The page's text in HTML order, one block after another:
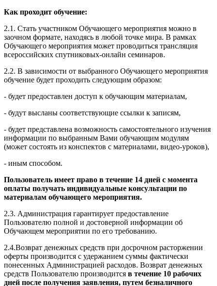
Как проходит обучение:
2.1. Стать участником Обучающего мероприятия можно в
заочном формате, находясь в любой точке мира. В рамках
Обучающего мероприятия может проводиться трансляция
всероссийских спутниковых-онлайн семинаров.
2.2. В зависимости от выбранного Обучающего мероприятия
обучение будет проходить следующим образом:
- будет предоставлен доступ к обучающим материалам,
- будут высланы соответствующие ссылки к записям,
- будет представлена возможность самостоятельного изучения
информации по выбранным Вами обучающим модулям
(может состоять из конспектов с материалами, видео-уроков),
- иным способом.
Пользователь имеет право в течение 14 дней с момента
оплаты получать индивидуальные консультации по
материалам обучающего мероприятия.
2.3. Администрация гарантирует предоставление
Пользователю полной и достоверной информации об
Обучающем мероприятии по его требованию.
2.4.Возврат денежных средств при досрочном расторжении
оферты производится с удержанием суммы фактически
понесенных Администрацией расходов. Возврат денежных
средств Пользователю производится в течение 10 рабочих
дней после получения заявления, путем безналичного